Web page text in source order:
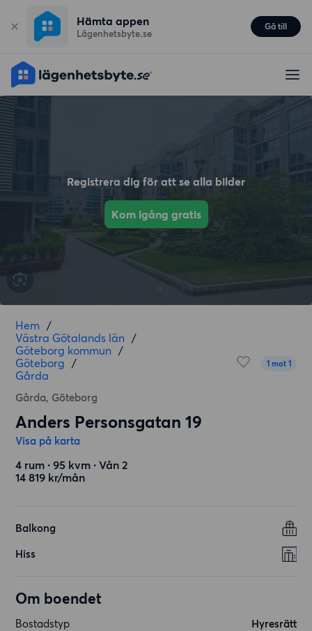
Hämta appen
Lägenhetsbyte.se
Gå till
Registrera dig för att se alla bilder
Kom igång gratis
Hem /
Västra Götalands län /
Göteborg kommun /
Göteborg /
Gårda
Gårda, Göteborg
1 mot 1
Anders Personsgatan 19
Visa på karta
4 rum ∙ 95 kvm ∙ Vån 2
14 819 kr/mån
Balkong
Hiss
Om boendet
Bostadstyp
Hyresrätt